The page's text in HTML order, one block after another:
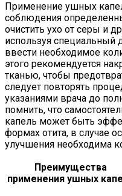
Применение ушных
соблюдения
очистить ухо от серы и
используя специальный
ввести необходимое
этого рекомендуется
тканью, чтобы
следует повторять
указаниями врача до
помнить, что
капель может быть
формах отита, в случае
улучшения необходима
Преимущества
применения ушных